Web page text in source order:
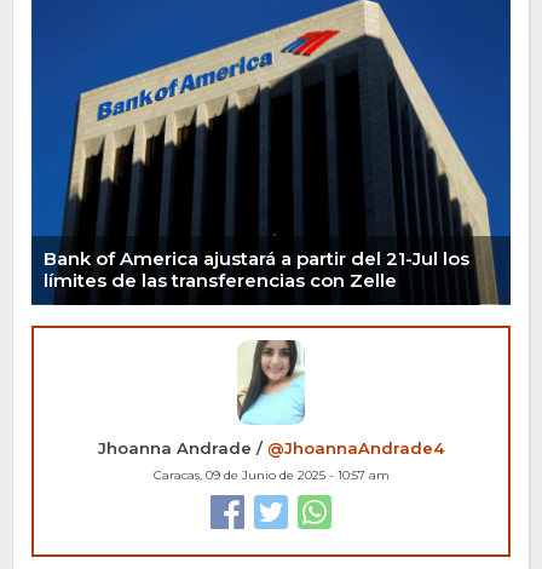
Bank of America ajustará a partir del 21-Jul los
límites de las transferencias con Zelle
Jhoanna Andrade / @JhoannaAndrade4
Caracas, 09 de Junio de 2025 - 10:57 am